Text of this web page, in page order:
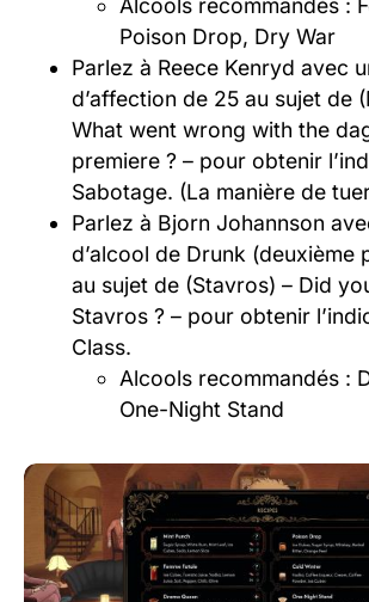
Alcools recommandés :
Poison Drop, Dry War
Parlez à Reece Kenryd avec
d’affection de 25 au sujet de
What went wrong with the
premiere ? – pour obtenir
Sabotage. (La manière de
Parlez à Bjorn Johannson
d’alcool de Drunk (deuxième
au sujet de (Stavros) – Did
Stavros ? – pour obtenir
Class.
Alcools recommandés :
One-Night Stand